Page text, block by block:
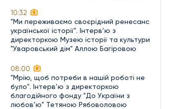
10:32
"Ми переживаємо своєрідний ренесанс
української історії". Інтерв’ю з
директоркою Музею історії та культури
"Уваровський дім" Аллою Багіровою
08:00
"Мрію, щоб потреби в нашій роботі не
було". Інтерв’ю з директоркою
благодійного фонду "До України з
любов’ю" Тетяною Рябоволовою